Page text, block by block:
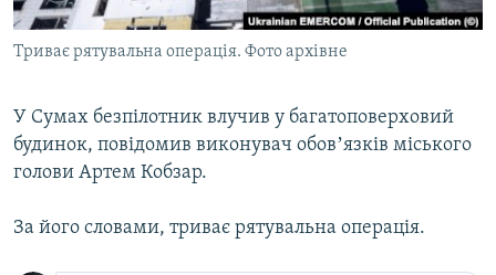
КРИМ РЕАЛІЇ
УКР
КТАТ
Триває рятувальна операція. Фото архівне
У Сумах безпілотник влучив у багатоповерховий
будинок, повідомив виконувач обовʼязків міського
голови Артем Кобзар.
За його словами, триває рятувальна операція.